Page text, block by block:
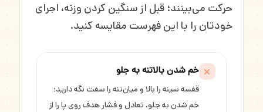
حرکت می‌بینند؛ قبل از سنگین کردن وزنه، اجرای
خودتان را با این فهرست مقایسه کنید.
خم شدن بالاتنه به جلو
قفسه سینه را بالا و میان‌تنه را سفت نگه دارید؛
خم شدن به جلو، تعادل و فشار هدف روی پا را از